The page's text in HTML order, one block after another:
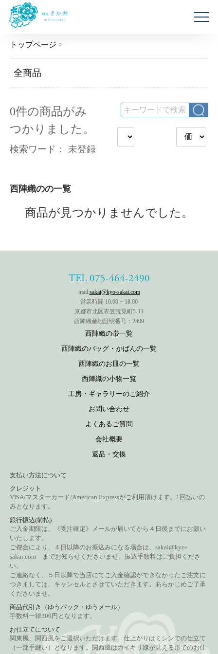
トップページ >
全商品
0件の商品がみ
つかりました。
検索ワード： 未登録
西陣織のの一覧
商品が見つかりませんでした。
TEL 075-464-2490
mail:sakai@kyo-sakai.com
営業時間 10:00 ~ 18:00
京都市北区衣笠荒見町5-11
西陣織産地証明番号：2409
西陣織の帯一覧
西陣織のバッグ・かばんの一覧
西陣織のお皿の一覧
西陣織の小物一覧
工房・ギャラリーのご紹介
お問い合わせ
よくあるご質問
会社概要
返品・交換
支払い方法について
クレジット
VISA/マスターカード/American Expressがご利用頂けます。1回払いの
みとなります。
銀行振込(前払)
ご入金期限は、《受注確定》メールが届いてから４日後までにお願い
いたします。
ご都合により、４日以降のお振込みになる場合は、sakai@kyo-
sakai.com までお知らせくださいませ。振込手数料はご負担くださ
い。
ご連絡なく、５日以降で当店にてご入金確認ができなかったご注文に
つきましては、キャンセルとさせていただきます。あらかじめご了承
くださいませ。
商品代引き（ゆうパック・ゆうメール）
手数料一律300円となります。
お仕立てについて
関東風、関西風をご選択いただけます。仕上がりはミシンでの仕立て
（一部手縫い）となります。関西風はカイキリ線が見える形でのお仕